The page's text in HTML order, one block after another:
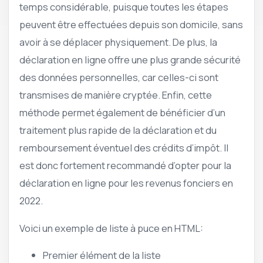
temps considérable, puisque toutes les étapes
peuvent être effectuées depuis son domicile, sans
avoir à se déplacer physiquement. De plus, la
déclaration en ligne offre une plus grande sécurité
des données personnelles, car celles-ci sont
transmises de manière cryptée. Enfin, cette
méthode permet également de bénéficier d’un
traitement plus rapide de la déclaration et du
remboursement éventuel des crédits d’impôt. Il
est donc fortement recommandé d’opter pour la
déclaration en ligne pour les revenus fonciers en
2022.
Voici un exemple de liste à puce en HTML:
Premier élément de la liste